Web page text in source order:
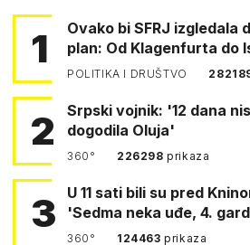
1
Ovako bi SFRJ
plan: Od Klagenfurta do
POLITIKA I DRUŠTVO
2
Srpski vojnik: '12 dana
dogodila Oluja'
360° 226298prikaza
3
U 11 sati bili su pred Kninom. Gotovina:
'Sedma neka uđe, 4.
360° 124463prikaza